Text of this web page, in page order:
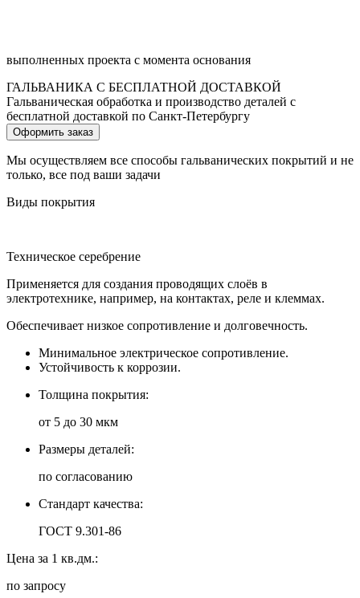
выполненных проекта с момента основания
ГАЛЬВАНИКА С БЕСПЛАТНОЙ ДОСТАВКОЙ
Гальваническая обработка и производство деталей с
бесплатной доставкой по Санкт-Петербургу
Оформить заказ
Мы осуществляем все способы гальванических покрытий и не
только, все под ваши задачи
Виды покрытия
Техническое серебрение
Применяется для создания проводящих слоёв в
электротехнике, например, на контактах, реле и клеммах.
Обеспечивает низкое сопротивление и долговечность.
Минимальное электрическое сопротивление.
Устойчивость к коррозии.
Толщина покрытия:
от 5 до 30 мкм
Размеры деталей:
по согласованию
Стандарт качества:
ГОСТ 9.301-86
Цена за 1 кв.дм.:
по запросу